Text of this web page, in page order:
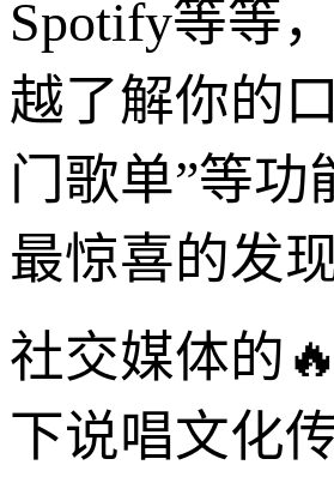
Spotify等等
越了解你的
门歌单”等
最惊喜的发
社交媒体的
下说唱文化